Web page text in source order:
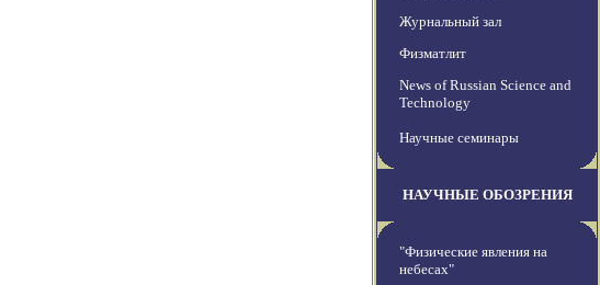
Журнальный зал
Физматлит
News of Russian Science and
Technology
Научные семинары
НАУЧНЫЕ ОБОЗРЕНИЯ
"Физические явления на
небесах"